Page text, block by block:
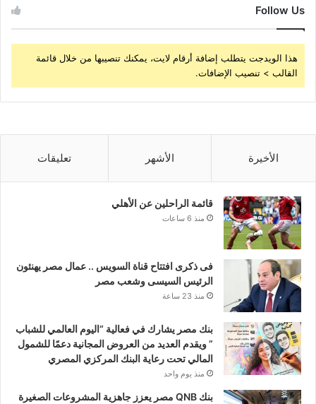
Follow Us
هذا الويدجت يتطلب إضافة أرقام لايت، يمكنك تنصيبها من خلال قائمة
القالب > تنصيب الإضافات.
الأخيرة الأشهر تعليقات
قائمة الراحلين عن الأهلي
منذ 6 ساعات
فى ذكرى افتتاح قناة السويس .. عمال مصر يهنئون
الرئيس السيسى وشعب مصر
منذ 23 ساعة
بنك مصر يشارك في فعالية “اليوم العالمي للشباب
” ويقدم العديد من العروض المجانية دعمًا للشمول
المالي تحت رعاية البنك المركزي المصري
منذ يوم واحد
بنك QNB مصر يعزز جاهزية المشروعات الصغيرة